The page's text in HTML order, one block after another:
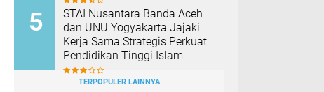
STAI Nusantara Banda Aceh
dan UNU Yogyakarta Jajaki
Kerja Sama Strategis Perkuat
Pendidikan Tinggi Islam
TERPOPULER LAINNYA